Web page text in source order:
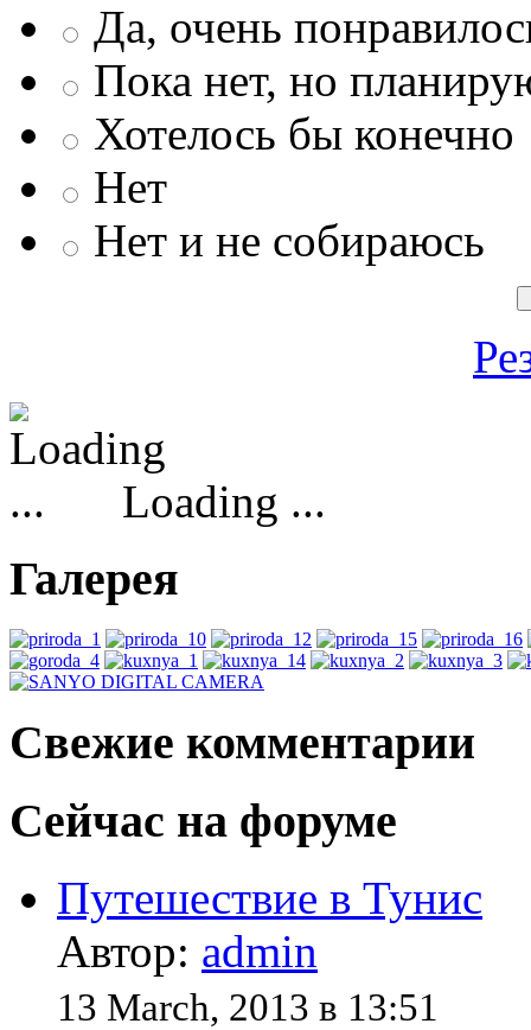
Да, очень
Пока нет, но
Хотелось бы конечно
Нет
Нет и не собираюсь
Loading ...
Галерея
Свежие комментарии
Сейчас на форуме
Путешествие в Тунис
Автор: admin
13 March, 2013 в 13:51